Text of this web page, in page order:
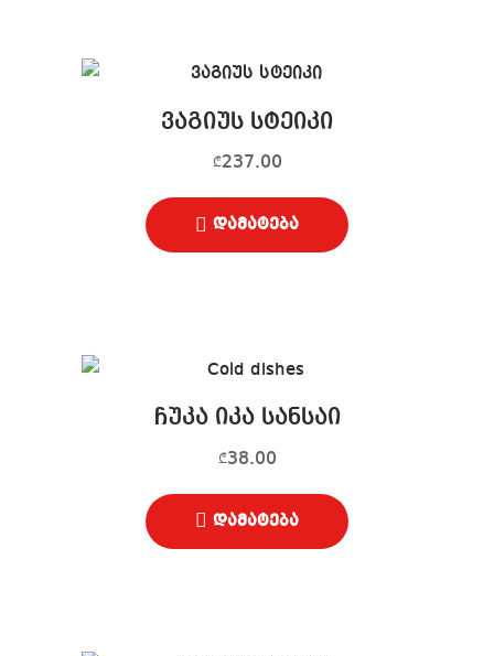
ვაგიუს სტეიკი
₾237.00
დამატება
ჩუკა იკა სანსაი
₾38.00
დამატება